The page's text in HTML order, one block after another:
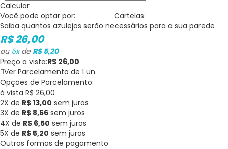
Calcular
Você pode optar por:
Cartelas:
Saiba quantos azulejos serão necessários para a sua parede
R$ 26,00
ou 5xde R$ 5,20
Preço a vista:R$ 26,00
Ver Parcelamento de 1 un.
Opções de Parcelamento:
à vista R$ 26,00
2X de R$ 13,00 sem juros
3X de R$ 8,66 sem juros
4X de R$ 6,50 sem juros
5X de R$ 5,20 sem juros
Outras formas de pagamento